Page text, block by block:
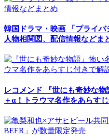
韓国ドラマ・映画 「プライバ
人物相関図、配信情報などま
レコメンド 『世にも奇妙な
＋α！トラウマ名作をあらす